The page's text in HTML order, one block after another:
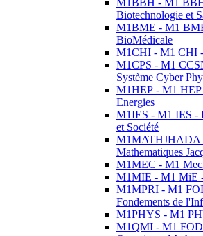
M1BBH - M1
Biotechnologie et
M1BME - M1
BioMédicale
M1CHI - M1 CHI -
M1CPS - M1
Système Cyber
M1HEP - M1 HEP
Energies
M1IES - M1 IES -
et Société
M1MATHJHADA
Mathematiques
M1MEC - M1
M1MIE - M1 MiE
M1MPRI - M1
Fondements de
M1PHYS - M1
M1QMI - M1